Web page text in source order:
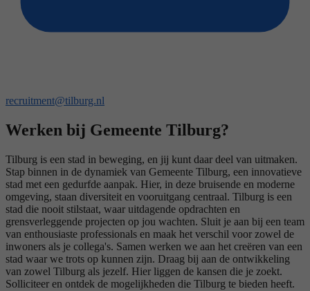
recruitment@tilburg.nl
Werken bij Gemeente Tilburg?
Tilburg is een stad in beweging, en jij kunt daar deel van uitmaken.
Stap binnen in de dynamiek van Gemeente Tilburg, een innovatieve
stad met een gedurfde aanpak. Hier, in deze bruisende en moderne
omgeving, staan diversiteit en vooruitgang centraal. Tilburg is een
stad die nooit stilstaat, waar uitdagende opdrachten en
grensverleggende projecten op jou wachten. Sluit je aan bij een team
van enthousiaste professionals en maak het verschil voor zowel de
inwoners als je collega's. Samen werken we aan het creëren van een
stad waar we trots op kunnen zijn. Draag bij aan de ontwikkeling
van zowel Tilburg als jezelf. Hier liggen de kansen die je zoekt.
Solliciteer en ontdek de mogelijkheden die Tilburg te bieden heeft.